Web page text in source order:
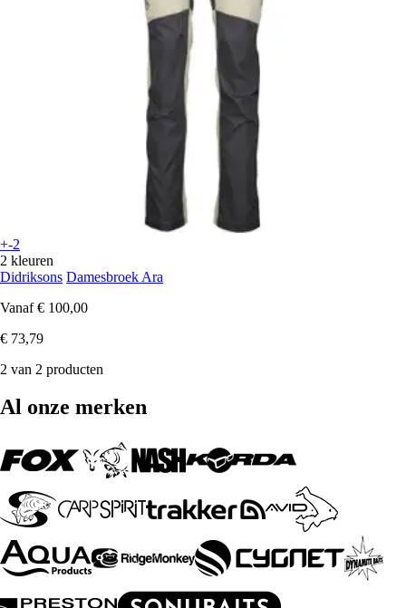
+-2
2 kleuren
Didriksons Damesbroek Ara
Vanaf € 100,00
€ 73,79
2 van 2 producten
Al onze merken